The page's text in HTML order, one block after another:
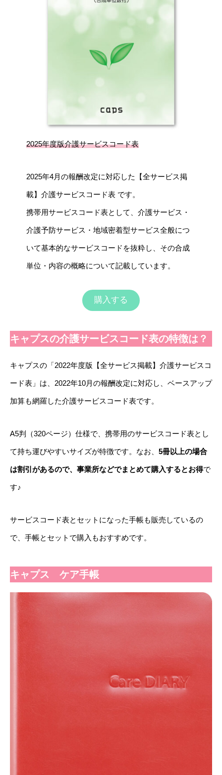
2025年度版介護サービスコード表
2025年4月の報酬改定に対応した【全サービス掲
載】介護サービスコード表 です。
携帯用サービスコード表として、介護サービス・
介護予防サービス・地域密着型サービス全般につ
いて基本的なサービスコードを抜粋し、その合成
単位・内容の概略について記載しています。
購入する
キャプスの介護サービスコード表の特徴は？
キャプスの「2022年度版【全サービス掲載】介護サービスコ
ード表」は、2022年10月の報酬改定に対応し、ベースアップ
加算も網羅した介護サービスコード表です。
A5判（320ページ）仕様で、携帯用のサービスコード表とし
て持ち運びやすいサイズが特徴です。なお、 5冊以上の場合
は割引があるので、事業所などでまとめて購入するとお得で
す♪
サービスコード表とセットになった手帳も販売しているの
で、手帳とセットで購入もおすすめです。
キャプス ケア手帳